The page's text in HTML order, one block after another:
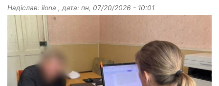
Надіслав: ilona , дата: пн, 07/20/2026 - 10:01